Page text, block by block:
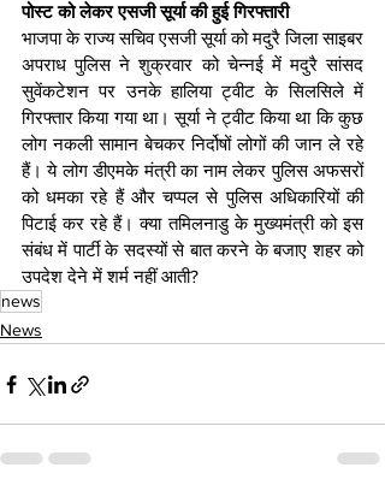
पोस्ट को लेकर एसजी सूर्या की हुई गिरफ्तारी
भाजपा के राज्य सचिव एसजी सूर्या को मदुरै जिला साइबर
अपराध पुलिस ने शुक्रवार को चेन्नई में मदुरै सांसद
सुवेंकटेशन पर उनके हालिया ट्वीट के सिलसिले में
गिरफ्तार किया गया था। सूर्या ने ट्वीट किया था कि कुछ
लोग नकली सामान बेचकर निर्दोषों लोगों की जान ले रहे
हैं। ये लोग डीएमके मंत्री का नाम लेकर पुलिस अफसरों
को धमका रहे हैं और चप्पल से पुलिस अधिकारियों की
पिटाई कर रहे हैं। क्या तमिलनाडु के मुख्यमंत्री को इस
संबंध में पार्टी के सदस्यों से बात करने के बजाए शहर को
उपदेश देने में शर्म नहीं आती?
news
News